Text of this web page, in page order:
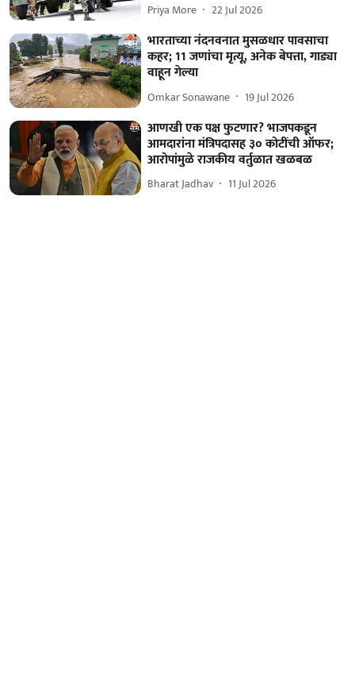
Priya More 22 Jul 2026
भारताच्या नंदनवनात मुसळधार पावसाचा
कहर; 11 जणांचा मृत्यू, अनेक बेपत्ता, गाड्या
वाहून गेल्या
Omkar Sonawane 19 Jul 2026
आणखी एक पक्ष फुटणार? भाजपकडून
आमदारांना मंत्रिपदासह ३० कोटींची ऑफर;
आरोपांमुळे राजकीय वर्तुळात खळबळ
Bharat Jadhav 11 Jul 2026